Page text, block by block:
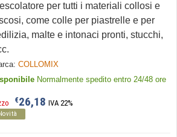
per tutti i materiali collosi e
come colle per piastrelle e per
malte e intonaci pronti, stucchi,
COLLOMIX
Normalmente spedito entro 24/48 ore
€26,18 IVA 22%